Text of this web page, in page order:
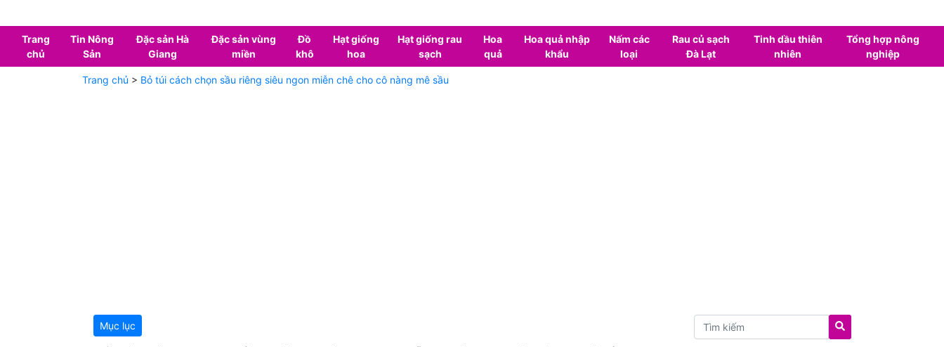
Trang
chủ
Tin Nông
Sản
Đặc sản Hà
Giang
Đặc sản vùng
miền
Đồ
khô
Hạt giống
hoa
Hạt giống rau
sạch
Hoa
quả
Hoa quả nhập
khẩu
Nấm các
loại
Rau củ sạch
Đà Lạt
Tinh dầu thiên
nhiên
Tổng hợp nông
nghiệp
Trang chủ > Bỏ túi cách chọn sầu riêng siêu ngon miễn chê cho cô nàng mê sầu
Mục lục